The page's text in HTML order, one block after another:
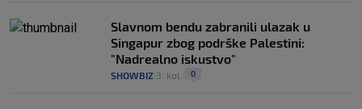
Slavnom bendu zabranili ulazak u
Singapur zbog podrške Palestini:
"Nadrealno iskustvo"
SHOWBIZ 3. kol. 0